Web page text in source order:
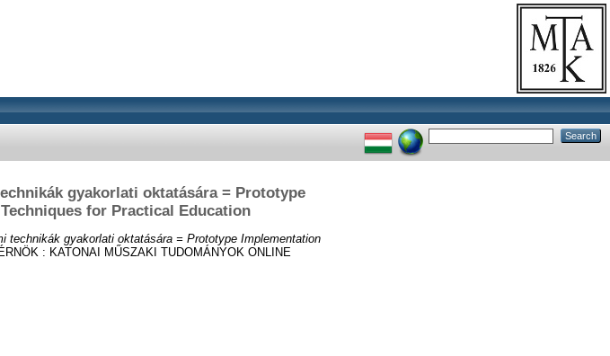
gyakorlati oktatására = Prototype
for Practical Education
technikák gyakorlati oktatására = Prototype Implementation
: KATONAI MŰSZAKI TUDOMÁNYOK ONLINE